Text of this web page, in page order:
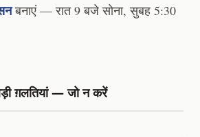
बनाएं — रात 9 बजे सोना, सुबह 5:30
ग़लतियां — जो न करें